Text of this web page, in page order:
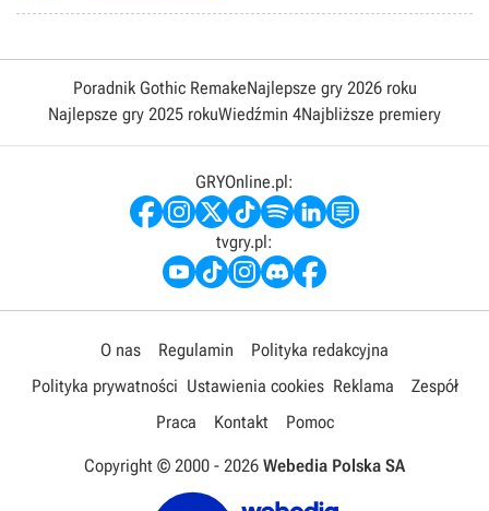
Poradnik Gothic RemakeNajlepsze gry 2026 roku
Najlepsze gry 2025 rokuWiedźmin 4Najbliższe premiery
GRYOnline.pl:
tvgry.pl:
O nas Regulamin
Polityka redakcyjna
Polityka prywatności Ustawienia cookies Reklama
Zespół
Praca
Kontakt Pomoc
Copyright © 2000 - 2026 Webedia Polska SA